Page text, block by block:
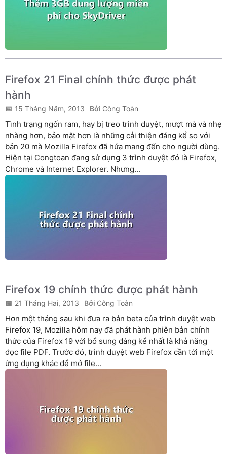
Firefox 21 Final chính thức được phát
hành
15 Tháng Năm, 2013 Công Toàn
Tình trạng ngốn ram, hay bị treo trình duyệt, mượt mà và nhẹ
nhàng hơn, bảo mật hơn là những cải thiện đáng kể so với
bản 20 mà Mozilla Firefox đã hứa mang đến cho người dùng.
Hiện tại Congtoan đang sử dụng 3 trình duyệt đó là Firefox,
Chrome và Internet Explorer. Nhưng...
Firefox 19 chính thức được phát hành
21 Tháng Hai, 2013 Công Toàn
Hơn một tháng sau khi đưa ra bản beta của trình duyệt web
Firefox 19, Mozilla hôm nay đã phát hành phiên bản chính
thức của Firefox 19 với bổ sung đáng kể nhất là khả năng
đọc file PDF. Trước đó, trình duyệt web Firefox cần tới một
ứng dụng khác để mở file...